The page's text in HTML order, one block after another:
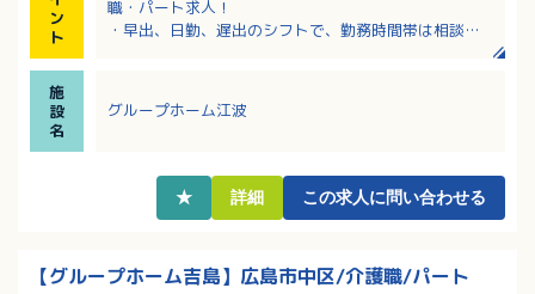
ン
ト
職・パート求人！
・早出、日勤、遅出のシフトで、勤務時間帯は相談Ｏ
・マイカー通勤可で駐車場も相談できます！最寄り駅
から徒歩10分の通いやすい職場！
施
設
名
グループホーム江波
★ 詳細 この求人に問い合わせる
【グループホーム吉島】広島市中区/介護職/パート